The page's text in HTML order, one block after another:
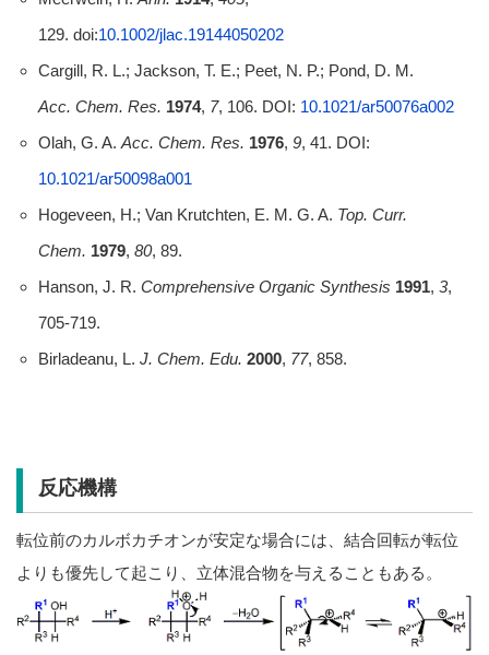
129. doi:10.1002/jlac.19144050202
Cargill, R. L.; Jackson, T. E.; Peet, N. P.; Pond, D. M.
Acc. Chem. Res. 1974, 7, 106. DOI: 10.1021/ar50076a002
Olah, G. A. Acc. Chem. Res. 1976, 9, 41. DOI:
10.1021/ar50098a001
Hogeveen, H.; Van Krutchten, E. M. G. A. Top. Curr.
Chem. 1979, 80, 89.
Hanson, J. R. Comprehensive Organic Synthesis 1991, 3,
705-719.
Birladeanu, L. J. Chem. Edu. 2000, 77, 858.
反応機構
転位前のカルボカチオンが安定な場合には、結合回転が転位
よりも優先して起こり、立体混合物を与えることもある。